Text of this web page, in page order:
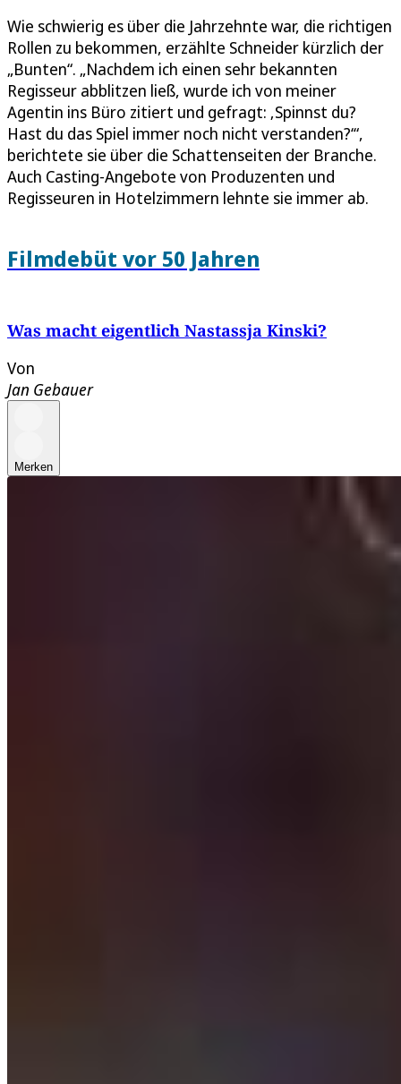
Wie schwierig es über die Jahrzehnte war, die richtigen
Rollen zu bekommen, erzählte Schneider kürzlich der
„Bunten“. „Nachdem ich einen sehr bekannten
Regisseur abblitzen ließ, wurde ich von meiner
Agentin ins Büro zitiert und gefragt: ‚Spinnst du?
Hast du das Spiel immer noch nicht verstanden?‘“,
berichtete sie über die Schattenseiten der Branche.
Auch Casting-Angebote von Produzenten und
Regisseuren in Hotelzimmern lehnte sie immer ab.
Filmdebüt vor 50 Jahren
Was macht eigentlich Nastassja Kinski?
Von
Jan Gebauer
Merken